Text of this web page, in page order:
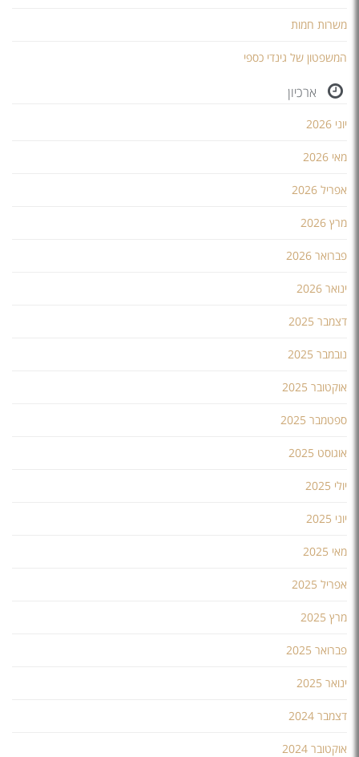
משרות חמות
המשפטון של גינדי כספי
ארכיון
יוני 2026
מאי 2026
אפריל 2026
מרץ 2026
פברואר 2026
ינואר 2026
דצמבר 2025
נובמבר 2025
אוקטובר 2025
ספטמבר 2025
אוגוסט 2025
יולי 2025
יוני 2025
מאי 2025
אפריל 2025
מרץ 2025
פברואר 2025
ינואר 2025
דצמבר 2024
אוקטובר 2024